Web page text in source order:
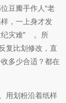
豆瓣手作人“老
，一上身才发
灾难”
。所
反复比划修改，直
多少合适？都在
用划粉沿着纸样